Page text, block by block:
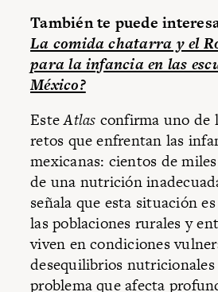
También te puede
La comida chatarra y el
para la infancia en las
México?
EsteAtlas confirma uno de
retos que enfrentan las
mexicanas: cientos de
de una nutrición
señala que esta situación
las poblaciones rurales y
viven en condiciones
desequilibrios
problema que afecta